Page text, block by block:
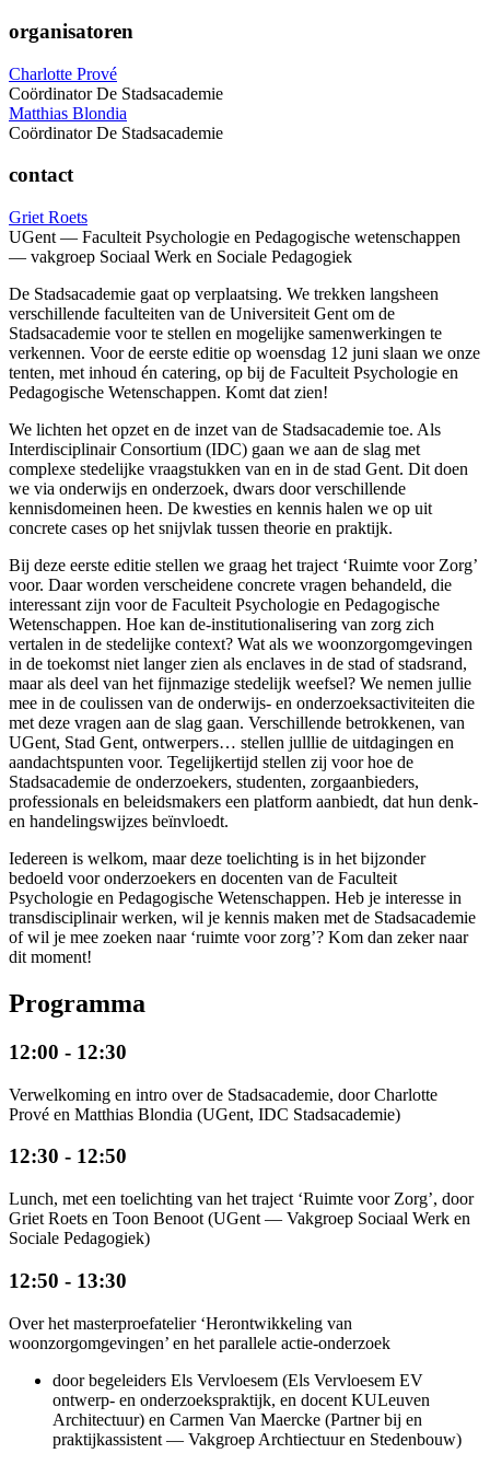
organisatoren
Charlotte Prové
Coördinator De Stadsacademie
Matthias Blondia
Coördinator De Stadsacademie
contact
Griet Roets
UGent — Faculteit Psychologie en Pedagogische wetenschappen
— vakgroep Sociaal Werk en Sociale Pedagogiek
De Stadsacademie gaat op verplaatsing. We trekken langsheen
verschillende faculteiten van de Universiteit Gent om de
Stadsacademie voor te stellen en mogelijke samenwerkingen te
verkennen. Voor de eerste editie op woensdag 12 juni slaan we onze
tenten, met inhoud én catering, op bij de Faculteit Psychologie en
Pedagogische Wetenschappen. Komt dat zien!
We lichten het opzet en de inzet van de Stadsacademie toe. Als
Interdisciplinair Consortium (IDC) gaan we aan de slag met
complexe stedelijke vraagstukken van en in de stad Gent. Dit doen
we via onderwijs en onderzoek, dwars door verschillende
kennisdomeinen heen. De kwesties en kennis halen we op uit
concrete cases op het snijvlak tussen theorie en praktijk.
Bij deze eerste editie stellen we graag het traject ‘Ruimte voor Zorg’
voor. Daar worden verscheidene concrete vragen behandeld, die
interessant zijn voor de Faculteit Psychologie en Pedagogische
Wetenschappen. Hoe kan de-institutionalisering van zorg zich
vertalen in de stedelijke context? Wat als we woonzorgomgevingen
in de toekomst niet langer zien als enclaves in de stad of stadsrand,
maar als deel van het fijnmazige stedelijk weefsel? We nemen jullie
mee in de coulissen van de onderwijs- en onderzoeksactiviteiten die
met deze vragen aan de slag gaan. Verschillende betrokkenen, van
UGent, Stad Gent, ontwerpers… stellen julllie de uitdagingen en
aandachtspunten voor. Tegelijkertijd stellen zij voor hoe de
Stadsacademie de onderzoekers, studenten, zorgaanbieders,
professionals en beleidsmakers een platform aanbiedt, dat hun denk-
en handelingswijzes beïnvloedt.
Iedereen is welkom, maar deze toelichting is in het bijzonder
bedoeld voor onderzoekers en docenten van de Faculteit
Psychologie en Pedagogische Wetenschappen. Heb je interesse in
transdisciplinair werken, wil je kennis maken met de Stadsacademie
of wil je mee zoeken naar ‘ruimte voor zorg’? Kom dan zeker naar
dit moment!
Programma
12:00 - 12:30
Verwelkoming en intro over de Stadsacademie, door Charlotte
Prové en Matthias Blondia (UGent, IDC Stadsacademie)
12:30 - 12:50
Lunch, met een toelichting van het traject ‘Ruimte voor Zorg’, door
Griet Roets en Toon Benoot (UGent — Vakgroep Sociaal Werk en
Sociale Pedagogiek)
12:50 - 13:30
Over het masterproefatelier ‘Herontwikkeling van
woonzorgomgevingen’ en het parallele actie-onderzoek
door begeleiders Els Vervloesem (Els Vervloesem EV
ontwerp- en onderzoekspraktijk, en docent KULeuven
Architectuur) en Carmen Van Maercke (Partner bij en
praktijkassistent — Vakgroep Archtiectuur en Stedenbouw)